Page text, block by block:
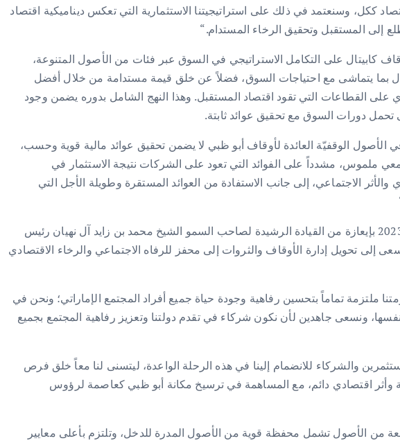
ككل، وسنعتمد في ذلك على استراتيجيتنا الاستثمارية التي تعكس ديناميكية اقتصاد
إلى المستقبل وتحقيق الرخاء المستدام.“
كابيتال على التكامل الاستراتيجي في السوق عبر فئات من الأصول المتنوعة،
بما يتماشى مع احتياجات السوق، فضلاً عن خلق قيمة مستدامة من خلال أفضل
على القطاعات التي تقود اقتصاد المستقبل. وهذا النهج الشامل بدوره يضمن وجود
دورات السوق مع تحقيق عوائد ثابتة.
الأصول الوقفيّة العائدة لأوقاف أبو ظبي لا يضمن تحقيق عوائد مالية قوية وحسب،
ملموس، مشدداً على الفوائد التي تعود على الشركات نتيجة الاستثمار في
والأثر الاجتماعي، إلى جانب الاستفادة من العوائد المستقرة وطويلة الأجل التي
تأسست أوقاف أبو ظبي في عام 2023 بإيعازة من القيادة الرشيدة لصاحب السمو الشيخ محمد بن زايد آل نهيان رئيس
إلى تحويل إدارة الأوقاف والثروات إلى محفز للرفاه الاجتماعي والرخاء الاقتصادي
ملتزمة تماماً بتحسين رفاهية وجودة حياة جميع أفراد المجتمع الإماراتي؛ ونحن في
ونسعى جاهدين لأن نكون شركاء في تقدم دولتنا وتعزيز رفاهية المجتمع بجميع
والشركاء للانضمام إلينا في هذه الرحلة الواعدة، ليتسنى لنا معاً خلق فرص
وأثر اقتصادي دائم، مع المساهمة في ترسيخ مكانة أبو ظبي كعاصمة لرؤوس
من الأصول تشمل محفظة قوية من الأصول المدرة للدخل، وتلتزم بأعلى معايير